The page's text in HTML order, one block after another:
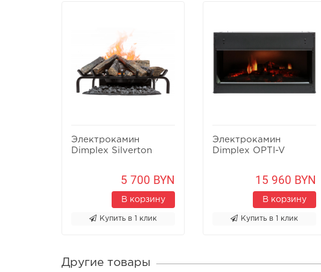
Электрокамин
Dimplex Silverton
5 700 BYN
В корзину
Купить в 1 клик
Электрокамин
Dimplex OPTI-V
15 960 BYN
В корзину
Купить в 1 клик
Другие товары